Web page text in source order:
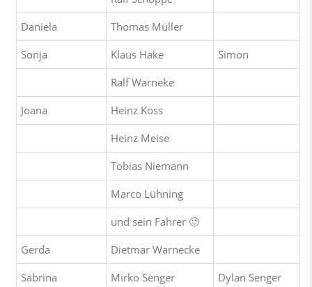
Daniela
Thomas Müller
Sonja
Klaus Hake
Simon
Ralf Warneke
Joana
Heinz Koss
Heinz Meise
Tobias Niemann
Marco Lühning
und sein Fahrer 🙂
Gerda
Dietmar Warnecke
Sabrina
Mirko Senger
Dylan Senger